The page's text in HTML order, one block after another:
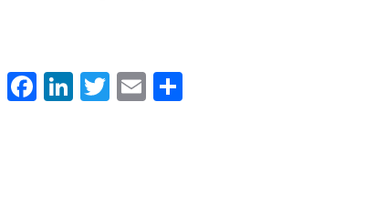
Facebook
LinkedIn
Twitter
Email